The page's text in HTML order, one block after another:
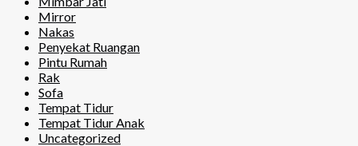
Mirror
Nakas
Penyekat Ruangan
Pintu Rumah
Rak
Sofa
Tempat Tidur
Tempat Tidur Anak
Uncategorized